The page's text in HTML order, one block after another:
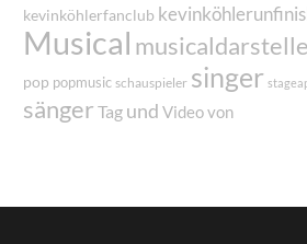
kevinköhlerfanclub
Musical
pop popmusic schauspieler singer
sänger Tag und Video von